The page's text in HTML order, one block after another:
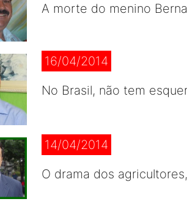
A morte do menino
16/04/2014
No Brasil, não tem
14/04/2014
O drama dos